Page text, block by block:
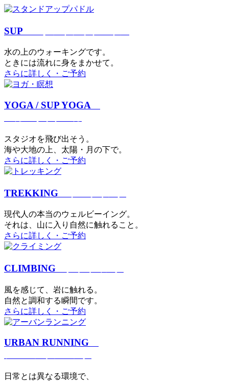
SUP
⽔の上のウォーキングです。
ときには流れに身をまかせて。
さらに詳しく・ご予約
YOGA / SUP YOGA
スタジオを⾶び出そう。
海や大地の上、太陽・⽉の下で。
さらに詳しく・ご予約
TREKKING
現代⼈の本当のウェルビーイング。
それは、⼭に⼊り⾃然に触れること。
さらに詳しく・ご予約
CLIMBING
⾵を感じて、岩に触れる。
⾃然と調和する瞬間です。
さらに詳しく・ご予約
URBAN RUNNING
日常とは異なる環境で、